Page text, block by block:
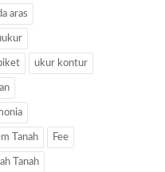
aras
ukur kontur
Tanah Fee
Tanah